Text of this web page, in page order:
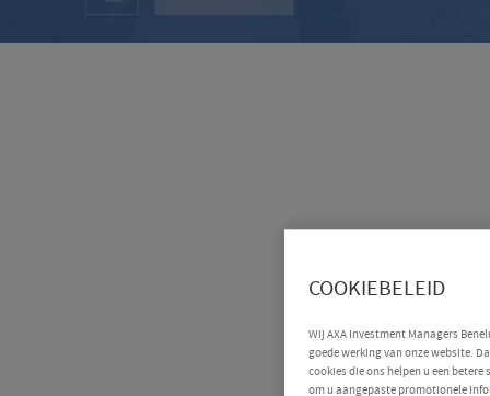
COOKIEBELEID
Wij AXA Investment Managers
goede werking van onze website.
cookies die ons helpen u een
om u aangepaste promotionele